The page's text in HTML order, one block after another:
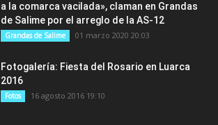
a la comarca vacilada», claman en Grandas
de Salime por el arreglo de la AS-12
Grandas de Salime 01 marzo 2020 20:03
Fotogalería: Fiesta del Rosario en Luarca
2016
Fotos 16 agosto 2016 19:10